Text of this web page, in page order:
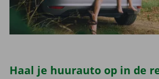
Haal je huurauto op in de